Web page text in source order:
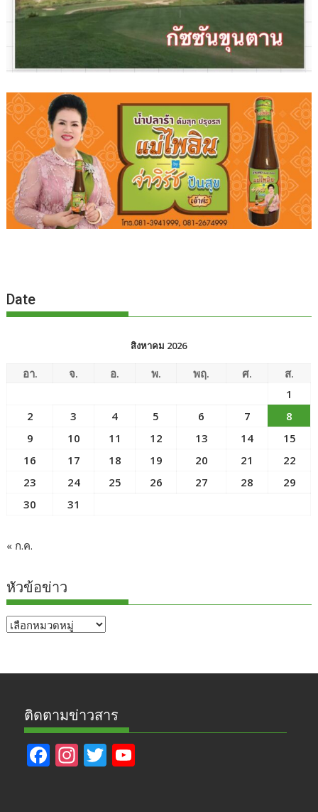
Date
สิงหาคม 2026
อา. จ. อ. พ. พฤ. ศ.
ส.
1
2
3 4 5 6 7
8
9
10 11 12 13 14
15
16
17 18 19 20 21
22
23
24 25 26 27 28
29
30
31
« ก.ค.
หัวข้อข่าว
หัวข้อ
ติดตามข่าวสาร
F In T